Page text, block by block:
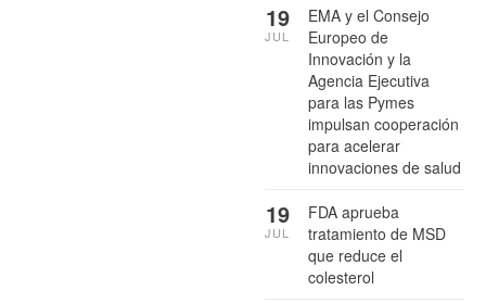
EMA y el Consejo
Europeo de
Innovación y la
Agencia Ejecutiva
para las Pymes
impulsan cooperación
para acelerar
innovaciones de salud
19
JUL
FDA aprueba
tratamiento de MSD
que reduce el
colesterol
19
JUL